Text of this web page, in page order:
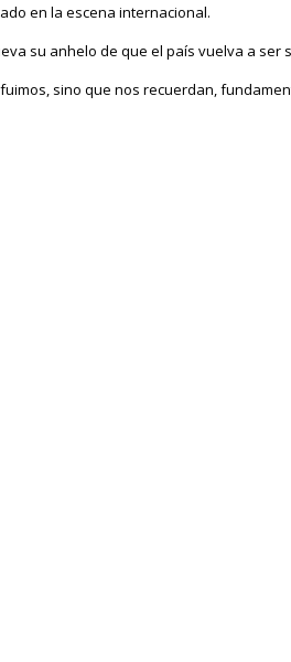
en la escena internacional.
su anhelo de que el país vuelva a
sino que nos recuerdan,